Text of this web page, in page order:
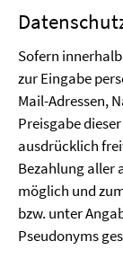
Sofern
zur Eingabe
Mail-Adressen,
Preisgabe
ausdrücklich
Bezahlung aller
möglich und
bzw. unter
Pseudonyms